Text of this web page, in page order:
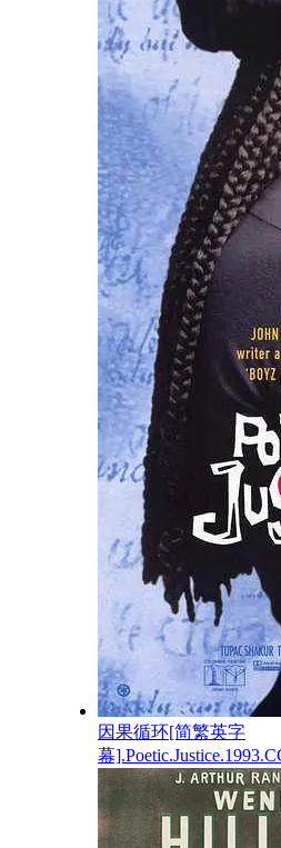
因果循环[简繁英字
幕